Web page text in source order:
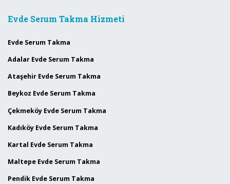
Evde Serum Takma Hizmeti
Evde Serum Takma
Adalar Evde Serum Takma
Ataşehir Evde Serum Takma
Beykoz Evde Serum Takma
Çekmeköy Evde Serum Takma
Kadıköy Evde Serum Takma
Kartal Evde Serum Takma
Maltepe Evde Serum Takma
Pendik Evde Serum Takma